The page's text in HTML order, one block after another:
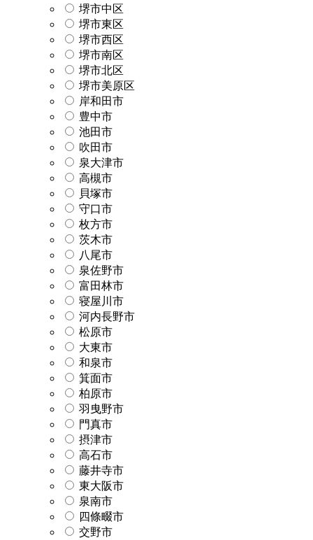
堺市中区
堺市東区
堺市西区
堺市南区
堺市北区
堺市美原区
岸和田市
豊中市
池田市
吹田市
泉大津市
高槻市
貝塚市
守口市
枚方市
茨木市
八尾市
泉佐野市
富田林市
寝屋川市
河内長野市
松原市
大東市
和泉市
箕面市
柏原市
羽曳野市
門真市
摂津市
高石市
藤井寺市
東大阪市
泉南市
四條畷市
交野市